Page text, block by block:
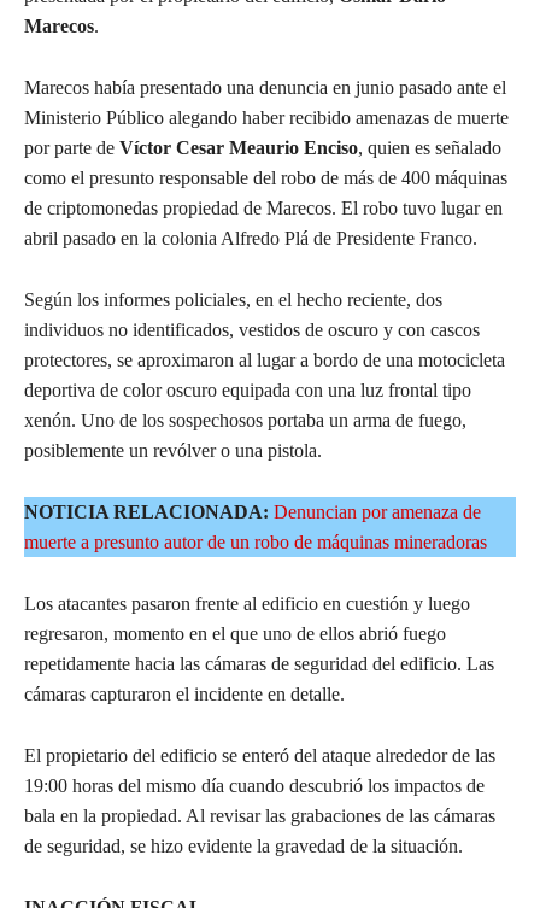
Marecos.
Marecos había presentado una denuncia en junio pasado ante el
Ministerio Público alegando haber recibido amenazas de muerte
por parte de Víctor Cesar Meaurio Enciso, quien es señalado
como el presunto responsable del robo de más de 400 máquinas
de criptomonedas propiedad de Marecos. El robo tuvo lugar en
abril pasado en la colonia Alfredo Plá de Presidente Franco.
Según los informes policiales, en el hecho reciente, dos
individuos no identificados, vestidos de oscuro y con cascos
protectores, se aproximaron al lugar a bordo de una motocicleta
deportiva de color oscuro equipada con una luz frontal tipo
xenón. Uno de los sospechosos portaba un arma de fuego,
posiblemente un revólver o una pistola.
NOTICIA RELACIONADA: Denuncian por amenaza de
muerte a presunto autor de un robo de máquinas mineradoras
Los atacantes pasaron frente al edificio en cuestión y luego
regresaron, momento en el que uno de ellos abrió fuego
repetidamente hacia las cámaras de seguridad del edificio. Las
cámaras capturaron el incidente en detalle.
El propietario del edificio se enteró del ataque alrededor de las
19:00 horas del mismo día cuando descubrió los impactos de
bala en la propiedad. Al revisar las grabaciones de las cámaras
de seguridad, se hizo evidente la gravedad de la situación.